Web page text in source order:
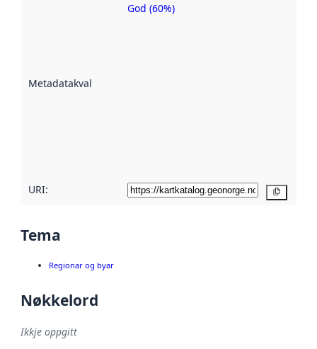
Metadatakvalitet
Metadatakvalitet
God (60%)
URI:
Tema
Regionar og byar
Nøkkelord
Ikkje oppgitt